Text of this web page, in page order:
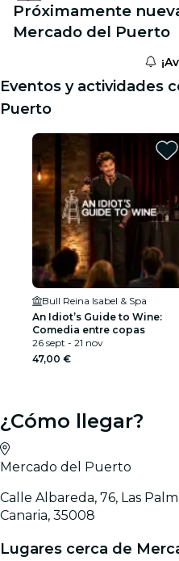
Próximamente
Mercado del Puerto
Eventos y actividades
Puerto
Bull Reina Isabel & Spa
An Idiot’s Guide to Wine:
Comedia entre copas
26 sept - 21 nov
47,00 €
¿Cómo llegar?
Mercado del Puerto
Calle Albareda, 76, Las
Canaria, 35008
Lugares cerca de